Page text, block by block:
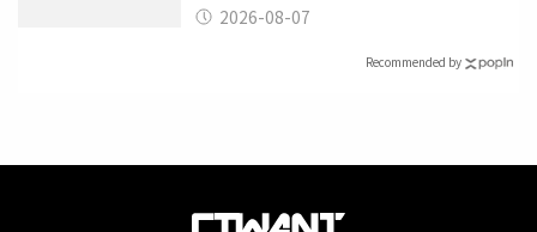
2026-08-07
Recommended by